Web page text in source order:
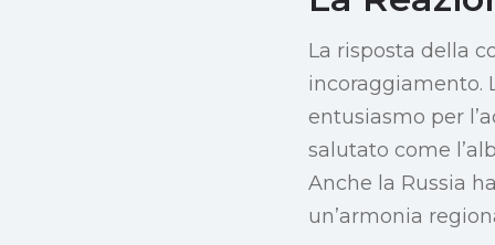
La risposta della
incoraggiamento.
entusiasmo per
salutato come
Anche la Russia
un’armonia